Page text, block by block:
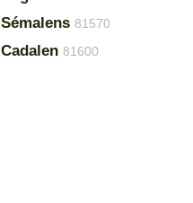
Sémalens 81570
Cadalen 81600